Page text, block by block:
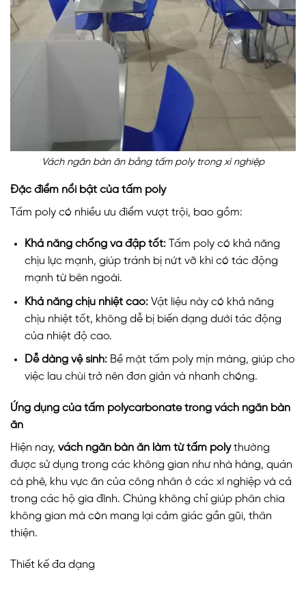
Vách ngăn bàn ăn bằng tấm poly trong xí nghiệp
Đặc điểm nổi bật của tấm poly
Tấm poly có nhiều ưu điểm vượt trội, bao gồm:
Khả năng chống va đập tốt:Tấm poly có khả năng
chịu lực mạnh, giúp tránh bị nứt vỡ khi có tác động
mạnh từ bên ngoài.
Khả năng chịu nhiệt cao:Vật liệu này có khả năng
chịu nhiệt tốt, không dễ bị biến dạng dưới tác động
của nhiệt độ cao.
Dễ dàng vệ sinh:Bề mặt tấm poly mịn màng, giúp cho
việc lau chùi trở nên đơn giản và nhanh chóng.
Ứng dụng của tấm polycarbonate trong vách ngăn bàn
ăn
Hiện nay, vách ngăn bàn ăn làm từ tấm polythường
được sử dụng trong các không gian như nhà hàng, quán
cà phê, khu vực ăn của công nhân ở các xí nghiệp và cả
trong các hộ gia đình. Chúng không chỉ giúp phân chia
không gian mà còn mang lại cảm giác gần gũi, thân
thiện.
Thiết kế đa dạng